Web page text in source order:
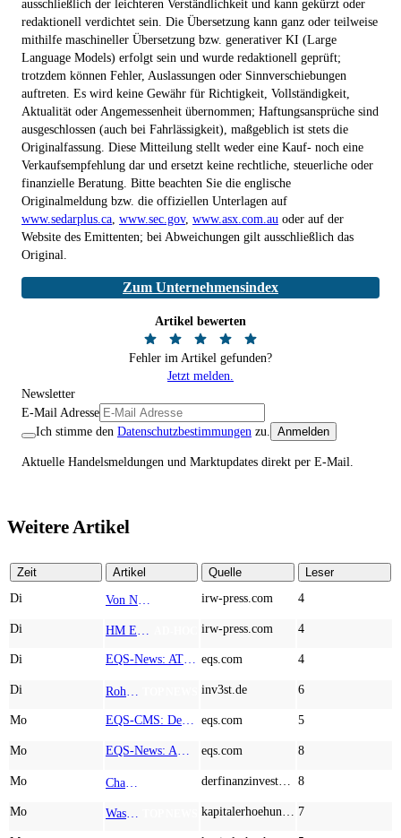
ausschließlich der leichteren Verständlichkeit und kann gekürzt oder
redaktionell verdichtet sein. Die Übersetzung kann ganz oder teilweise
mithilfe maschineller Übersetzung bzw. generativer KI (Large
Language Models) erfolgt sein und wurde redaktionell geprüft;
trotzdem können Fehler, Auslassungen oder Sinnverschiebungen
auftreten. Es wird keine Gewähr für Richtigkeit, Vollständigkeit,
Aktualität oder Angemessenheit übernommen; Haftungsansprüche sind
ausgeschlossen (auch bei Fahrlässigkeit), maßgeblich ist stets die
Originalfassung. Diese Mitteilung stellt weder eine Kauf- noch eine
Verkaufsempfehlung dar und ersetzt keine rechtliche, steuerliche oder
finanzielle Beratung. Bitte beachten Sie die englische
Originalmeldung bzw. die offiziellen Unterlagen auf
www.sedarplus.ca www.sec.gov, www.asx.com.au oder auf der
Website des Emittenten; bei Abweichungen gilt ausschließlich das
Original.
Zum Unternehmensindex
Artikel bewerten
Fehler im Artikel gefunden?
Jetzt melden.
Newsletter
E-Mail Adresse
Ich stimme den Datenschutzbestimmungen zu. Anmelden
Aktuelle Handelsmeldungen und Marktupdates direkt per E-Mail.
Weitere Artikel
Zeit Artikel Quelle
Leser
Di
irw-press.com 4
Di irw-press.com 4
Di eqs.com 4
Di inv3st.de 6
Mo eqs.com 5
Mo eqs.com 8
Mo 8
Mo 7